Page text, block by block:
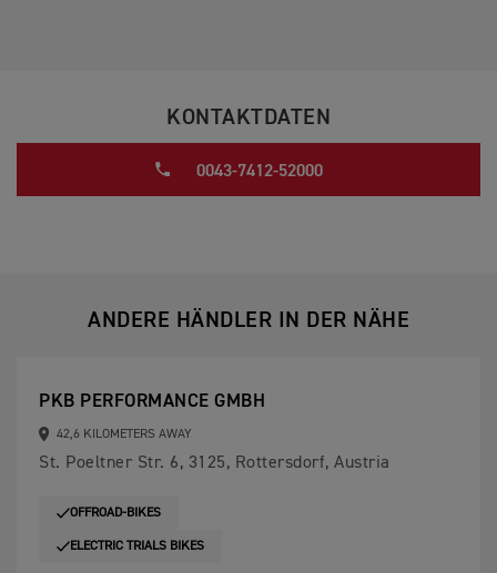
KONTAKTDATEN
0043-7412-52000
ANDERE HÄNDLER IN DER NÄHE
PKB PERFORMANCE GMBH
42,6 KILOMETERS AWAY
St. Poeltner Str. 6, 3125, Rottersdorf, Austria
OFFROAD-BIKES
ELECTRIC TRIALS BIKES